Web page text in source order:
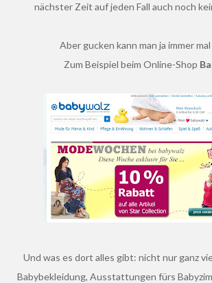
nächster Zeit auf jeden Fall auch noch
Aber gucken kann man ja immer
Zum Beispiel beim Online-Shop
Und was es dort alles gibt: nicht nur ganz viel Spielzeug, süße
Babybekleidung, Ausstattungen fürs